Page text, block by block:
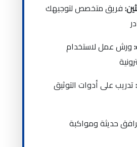
فريق متخصص لتوجيهك
ورش عمل لاستخدام
تدريب على أدوات التوثيق
حديثة ومواكبة